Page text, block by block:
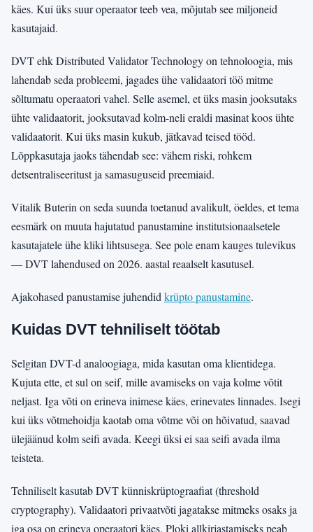
käes. Kui üks suur operaator teeb vea, mõjutab see miljoneid
kasutajaid.
DVT ehk Distributed Validator Technology on tehnoloogia, mis
lahendab seda probleemi, jagades ühe validaatori töö mitme
sõltumatu operaatori vahel. Selle asemel, et üks masin jooksutaks
ühte validaatorit, jooksutavad kolm-neli eraldi masinat koos ühte
validaatorit. Kui üks masin kukub, jätkavad teised tööd.
Lõppkasutaja jaoks tähendab see: vähem riski, rohkem
detsentraliseeritust ja samasuguseid preemiaid.
Vitalik Buterin on seda suunda toetanud avalikult, öeldes, et tema
eesmärk on muuta hajutatud panustamine institutsionaalsetele
kasutajatele ühe kliki lihtsusega. See pole enam kauges tulevikus
— DVT lahendused on 2026. aastal reaalselt kasutusel.
Ajakohased panustamise juhendid krüpto panustamine.
Kuidas DVT tehniliselt töötab
Selgitan DVT-d analoogiaga, mida kasutan oma klientidega.
Kujuta ette, et sul on seif, mille avamiseks on vaja kolme võtit
neljast. Iga võti on erineva inimese käes, erinevates linnades. Isegi
kui üks võtmehoidja kaotab oma võtme või on hõivatud, saavad
ülejäänud kolm seifi avada. Keegi üksi ei saa seifi avada ilma
teisteta.
Tehniliselt kasutab DVT künniskrüptograafiat (threshold
cryptography). Validaatori privaatvõti jagatakse mitmeks osaks ja
iga osa on erineva operaatori käes. Ploki allkirjastamiseks peab